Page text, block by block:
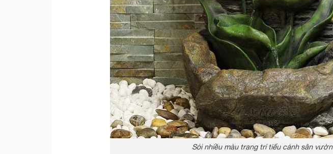
Sỏi nhiều màu trang trí tiểu cảnh sân vườn